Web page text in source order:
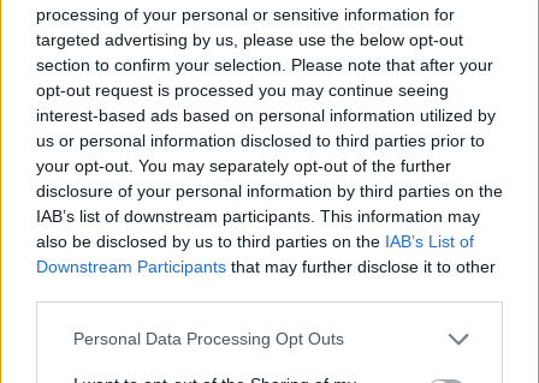
processing of your personal or sensitive information for
targeted advertising by us, please use the below opt-out
section to confirm your selection. Please note that after your
opt-out request is processed you may continue seeing
interest-based ads based on personal information utilized by
us or personal information disclosed to third parties prior to
your opt-out. You may separately opt-out of the further
disclosure of your personal information by third parties on the
IAB’s list of downstream participants. This information may
also be disclosed by us to third parties on the IAB’s List of
Downstream Participants that may further disclose it to other
Personal Data Processing Opt Outs
Kiekvienas, sakydamas savo nuomonę, turėtume
užduoti sau klausimą - ar tikrai mano nuomonė yra
aukščiausia ir baigtinė?
Asmeniniai interesai neturėtų būti dominuojantys“, -
kalbėjo R. Kulikauskas.
„Miestas gyvena pagal tam tikras taisykles, ieškome